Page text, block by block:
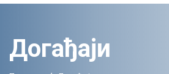
Догађаји